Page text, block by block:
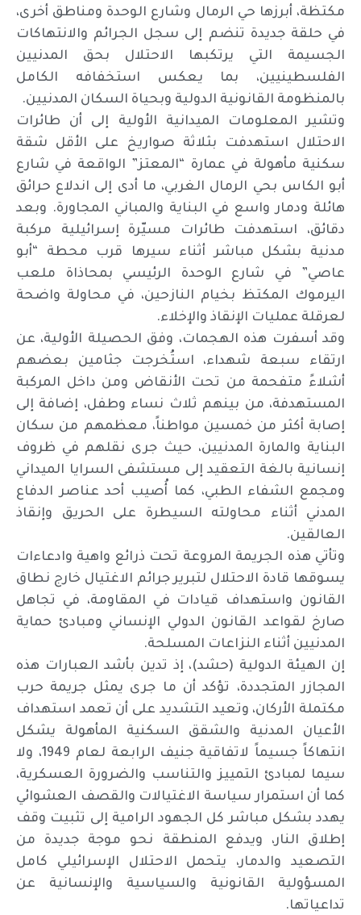
مكتظة، أبرزها حي الرمال وشارع الوحدة ومناطق أخرى،
في حلقة جديدة تنضم إلى سجل الجرائم والانتهاكات
الجسيمة التي يرتكبها الاحتلال بحق المدنيين
الفلسطينيين، بما يعكس استخفافه الكامل
بالمنظومة القانونية الدولية وبحياة السكان المدنيين.
وتشير المعلومات الميدانية الأولية إلى أن طائرات
الاحتلال استهدفت بثلاثة صواريخ على الأقل شقة
سكنية مأهولة في عمارة “المعتز” الواقعة في شارع
أبو الكاس بحي الرمال الغربي، ما أدى إلى اندلاع حرائق
هائلة ودمار واسع في البناية والمباني المجاورة. وبعد
دقائق، استهدفت طائرات مسيّرة إسرائيلية مركبة
مدنية بشكل مباشر أثناء سيرها قرب محطة “أبو
عاصي” في شارع الوحدة الرئيسي بمحاذاة ملعب
اليرموك المكتظ بخيام النازحين، في محاولة واضحة
لعرقلة عمليات الإنقاذ والإخلاء.
وقد أسفرت هذه الهجمات، وفق الحصيلة الأولية، عن
ارتقاء سبعة شهداء، استُخرجت جثامين بعضهم
أشلاءً متفحمة من تحت الأنقاض ومن داخل المركبة
المستهدفة، من بينهم ثلاث نساء وطفل، إضافة إلى
إصابة أكثر من خمسين مواطناً، معظمهم من سكان
البناية والمارة المدنيين، حيث جرى نقلهم في ظروف
إنسانية بالغة التعقيد إلى مستشفى السرايا الميداني
ومجمع الشفاء الطبي، كما أُصيب أحد عناصر الدفاع
المدني أثناء محاولته السيطرة على الحريق وإنقاذ
العالقين.
وتأتي هذه الجريمة المروعة تحت ذرائع واهية وادعاءات
يسوقها قادة الاحتلال لتبرير جرائم الاغتيال خارج نطاق
القانون واستهداف قيادات في المقاومة، في تجاهل
صارخ لقواعد القانون الدولي الإنساني ومبادئ حماية
المدنيين أثناء النزاعات المسلحة.
إن الهيئة الدولية (حشد)، إذ تدين بأشد العبارات هذه
المجازر المتجددة، تؤكد أن ما جرى يمثل جريمة حرب
مكتملة الأركان، وتعيد التشديد على أن تعمد استهداف
الأعيان المدنية والشقق السكنية المأهولة يشكل
انتهاكاً جسيماً لاتفاقية جنيف الرابعة لعام 1949، ولا
سيما لمبادئ التمييز والتناسب والضرورة العسكرية،
كما أن استمرار سياسة الاغتيالات والقصف العشوائي
يهدد بشكل مباشر كل الجهود الرامية إلى تثبيت وقف
إطلاق النار، ويدفع المنطقة نحو موجة جديدة من
التصعيد والدمار، يتحمل الاحتلال الإسرائيلي كامل
المسؤولية القانونية والسياسية والإنسانية عن
تداعياتها.